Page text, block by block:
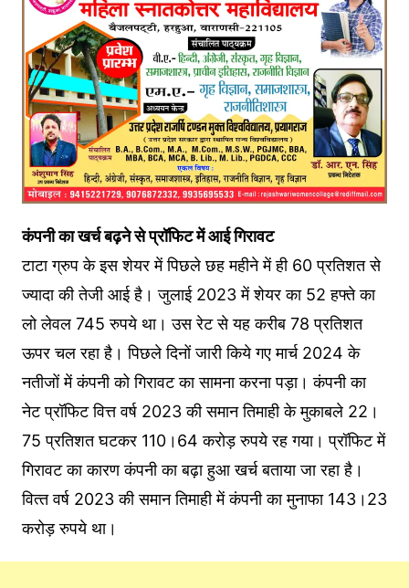
कंपनी का खर्च बढ़ने से प्रॉफ‍िट में आई ग‍िरावट
टाटा ग्रुप के इस शेयर में प‍िछले छह महीने में ही 60 प्रतिशत से
ज्‍यादा की तेजी आई है। जुलाई 2023 में शेयर का 52 हफ्ते का
लो लेवल 745 रुपये था। उस रेट से यह करीब 78 प्रतिशत
ऊपर चल रहा है। प‍िछले द‍िनों जारी क‍िये गए मार्च 2024 के
नतीजों में कंपनी को ग‍िरावट का सामना करना पड़ा। कंपनी का
नेट प्रॉफ‍िट वित्त वर्ष 2023 की समान तिमाही के मुकाबले 22।
75 प्रतिशत घटकर 110।64 करोड़ रुपये रह गया। प्रॉफ‍िट में
गिरावट का कारण कंपनी का बढ़ा हुआ खर्च बताया जा रहा है।
व‍ित्‍त वर्ष 2023 की समान त‍िमाही में कंपनी का मुनाफा 143।23
करोड़ रुपये था।